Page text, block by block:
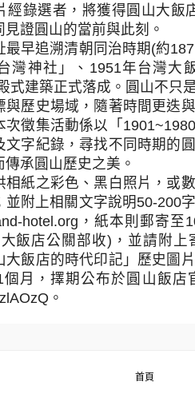
經錄選者，將獲得圓山大飯
證圓山的當前與此刻。
最早追溯清朝同治時期(約
灣神社」、 1951年台灣大
式建築正式落成。圓山不只
與歷史場域，隨著時間更迭
徵集活動係以「 1901~1980
文字紀錄，尋找不同時期的
承圓山歷史之美。
相紙之彩色、黑白照片，或
並附上相關文字說明50-200
hotel.org ，紙本則郵寄至
飯店公關部收) ，並請附
大飯店的時代印記」歷史圖
個月，擇期公布於圓山飯店
。
首頁